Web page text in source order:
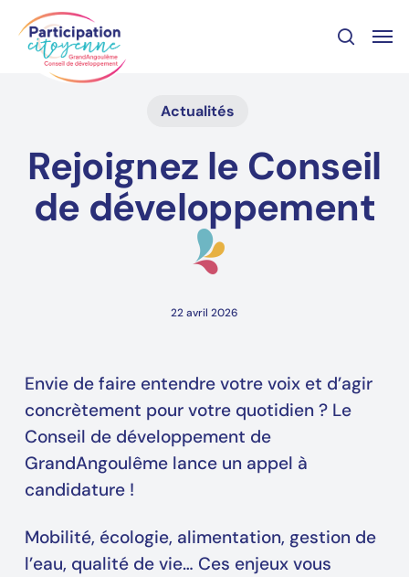
Panneau de gestion des cookies
content
Actualités
Rejoignez le Conseil
de développement
22 avril 2026
Envie de faire entendre votre voix et d’agir
concrètement pour votre quotidien ? Le
Conseil de développement de
GrandAngoulême lance un appel à
candidature !
Mobilité, écologie, alimentation, gestion de
l’eau, qualité de vie… Ces enjeux vous